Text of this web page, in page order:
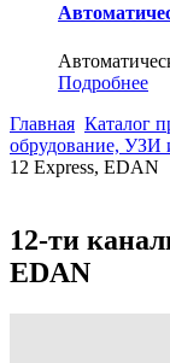
Подробнее
Главная Каталог
обрудование,
12 Express, EDAN
12-ти
EDAN